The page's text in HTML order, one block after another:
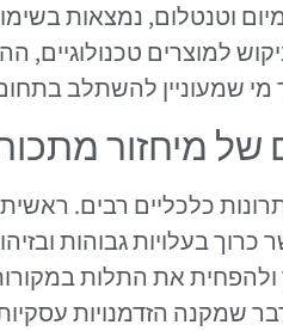
וטנטלום, נמצאות
למוצרים טכנולוגיים,
מי שמעוניין להשתלב
של מיחזור
כלכליים רבים.
בעלויות גבוהות
את התלות
הזדמנויות